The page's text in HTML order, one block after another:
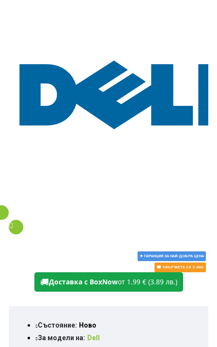
★ ГАРАНЦИЯ ЗА НАЙ-ДОБРА ЦЕНА
☎ СВЪРЖЕТЕ СЕ С НАС
🚚Доставка с BoxNowот 1.99 € (3.89 лв.)
Състояние: Ново
За модели на: Dell